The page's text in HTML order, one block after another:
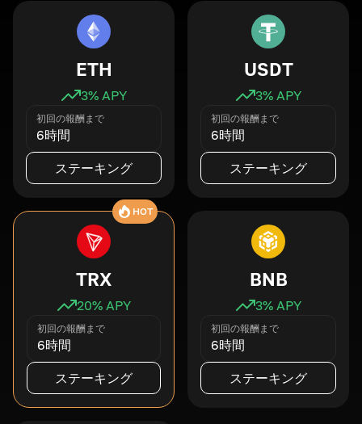
ETH
3% APY
初回の報酬まで
6時間
ステーキング
USDT
3% APY
初回の報酬まで
6時間
ステーキング
HOT
TRX
20% APY
初回の報酬まで
6時間
ステーキング
BNB
3% APY
初回の報酬まで
6時間
ステーキング